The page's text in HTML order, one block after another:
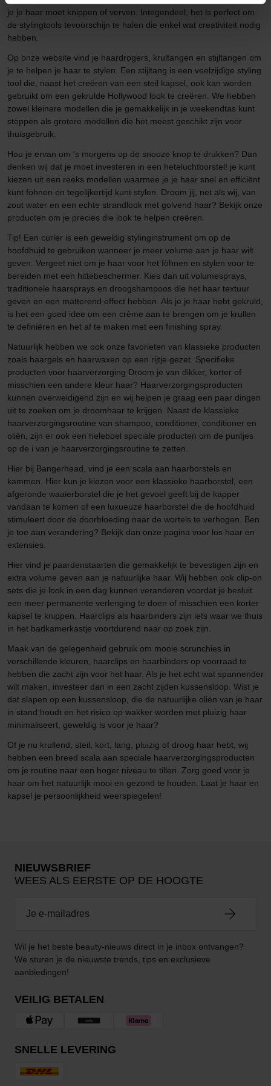
je je haar moet knippen of verven. Integendeel, het is perfect om
de stylingtools tevoorschijn te halen die enkel wat creativiteit nodig
hebben.
Op onze website vind je haardrogers, krultangen en stijltangen om
je te helpen je haar te stylen. Een stijltang is een veelzijdige styling
tool die, naast het creëren van een steil kapsel, ook kan worden
gebruikt om een gekrulde Hollywood look te creëren. We hebben
zowel kleinere modellen die je gemakkelijk in je weekendtas kunt
stoppen als grotere modellen die het meest geschikt zijn voor
thuisgebruik.
Hou je ervan om 's morgens op de snooze knop te drukken? Dan
denken wij dat je moet investeren in een heteluchtborstel! je kunt
kiezen uit een reeks modellen waarmee je je haar snel en efficiënt
kunt föhnen en tegelijkertijd kunt stylen. Droom jij, net als wij, van
zout water en een echte strandlook met golvend haar? Bekijk onze
producten om je precies die look te helpen creëren.
Tip! Een curler is een geweldig stylinginstrument om op de
hoofdhuid te gebruiken wanneer je meer volume aan je haar wilt
geven. Vergeet niet om je haar voor het föhnen en stylen voor te
bereiden met een hittebeschermer. Kies dan uit volumesprays,
traditionele haarsprays en droogshampoos die het haar textuur
geven en een matterend effect hebben. Als je je haar hebt gekruld,
is het een goed idee om een crème aan te brengen om je krullen
te definiëren en het af te maken met een finishing spray.
Natuurlijk hebben we ook onze favorieten van klassieke producten
zoals haargels en haarwaxen op een rijtje gezet. Specifieke
producten voor haarverzorging Droom je van dikker, korter of
misschien een andere kleur haar? Haarverzorgingsproducten
kunnen overweldigend zijn en wij helpen je graag een paar dingen
uit te zoeken om je droomhaar te krijgen. Naast de klassieke
haarverzorgingsroutine van shampoo, conditioner, conditioner en
oliën, zijn er ook een heleboel speciale producten om de puntjes
op de i van je haarverzorgingsroutine te zetten.
Hier bij Bangerhead, vind je een scala aan haarborstels en
kammen. Hier kun je kiezen voor een klassieke haarborstel, een
afgeronde waaierborstel die je het gevoel geeft bij de kapper
vandaan te komen of een luxueuze haarborstel die de hoofdhuid
stimuleert door de doorbloeding naar de wortels te verhogen. Ben
je toe aan verandering? Bekijk dan onze pagina voor los haar en
extensies.
Hier vind je paardenstaarten die gemakkelijk te bevestigen zijn en
extra volume geven aan je natuurlijke haar. Wij hebben ook clip-on
sets die je look in een dag kunnen veranderen voordat je besluit
een meer permanente verlenging te doen of misschien een korter
kapsel te knippen. Haarclips als haarbinders zijn iets waar we thuis
in het badkamerkastje voortdurend naar op zoek zijn.
Maak van de gelegenheid gebruik om mooie scrunchies in
verschillende kleuren, haarclips en haarbinders op voorraad te
hebben die zacht zijn voor het haar. Als je het echt wat spannender
wilt maken, investeer dan in een zacht zijden kussensloop. Wist je
dat slapen op een kussensloop, die de natuurlijke oliën van je haar
in stand houdt en het risico op wakker worden met pluizig haar
minimaliseert, geweldig is voor je haar?
Of je nu krullend, steil, kort, lang, pluizig of droog haar hebt, wij
hebben een breed scala aan speciale haarverzorgingsproducten
om je routine naar een hoger niveau te tillen. Zorg goed voor je
haar om het natuurlijk mooi en gezond te houden. Laat je haar en
kapsel je persoonlijkheid weerspiegelen!
NIEUWSBRIEF
WEES ALS EERSTE OP DE HOOGTE
Wil je het beste beauty-nieuws direct in je inbox ontvangen?
We sturen je de nieuwste trends, tips en exclusieve
aanbiedingen!
VEILIG BETALEN
SNELLE LEVERING